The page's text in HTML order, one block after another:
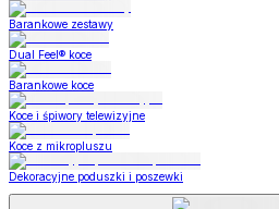
Barankowe zestawy
Dual Feel® koce
Barankowe koce
Koce i śpiwory telewizyjne
Koce z mikropluszu
Dekoracyjne poduszki i poszewki